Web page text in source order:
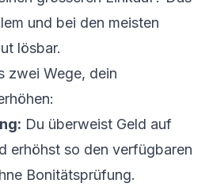
und bei den meisten
lösbar.
zwei Wege, dein
Du überweist Geld auf
erhöhst so den verfügbaren
Bonitätsprüfung.